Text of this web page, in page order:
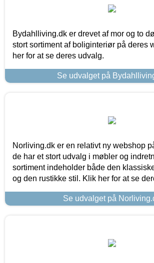
Bydahlliving.dk er drevet af mor og to
stort sortiment af boliginteriør på deres
her for at se deres udvalg.
Se udvalget på
Norliving.dk er en relativt ny webshop
de har et stort udvalg i møbler og
sortiment indeholder både den
og den rustikke stil. Klik her for at se
Se udvalget på